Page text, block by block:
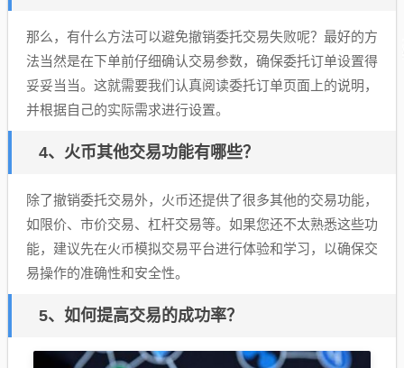
那么，有什么方法可以避免撤销委托交易失败呢？最好的方
法当然是在下单前仔细确认交易参数，确保委托订单设置得
妥妥当当。这就需要我们认真阅读委托订单页面上的说明，
并根据自己的实际需求进行设置。
4、火币其他交易功能有哪些？
除了撤销委托交易外，火币还提供了很多其他的交易功能，
如限价、市价交易、杠杆交易等。如果您还不太熟悉这些功
能，建议先在火币模拟交易平台进行体验和学习，以确保交
易操作的准确性和安全性。
5、如何提高交易的成功率？